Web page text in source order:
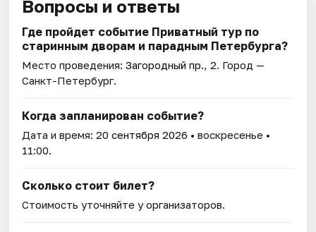
Вопросы и ответы
Где пройдет событие Приватный тур по
старинным дворам и парадным Петербурга?
Место проведения:Загородный пр., 2. Город —
Санкт-Петербург.
Когда запланирован событие?
Дата и время:20 сентября 2026 • воскресенье •
11:00.
Сколько стоит билет?
Стоимость уточняйте у организаторов.